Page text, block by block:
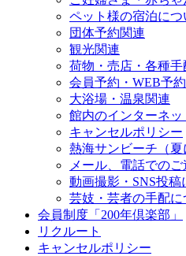
ペット様の宿泊につ
団体予約関連
観光関連
荷物・売店・各種手
会員予約・WEB予約
大浴場・温泉関連
館内のインターネッ
キャンセルポリシー
熱海サンビーチ（夏
メール、電話での
動画撮影・SNS投稿
芸妓・芸者の手配に
会員制度「200年倶楽部」
リクルート
キャンセルポリシー